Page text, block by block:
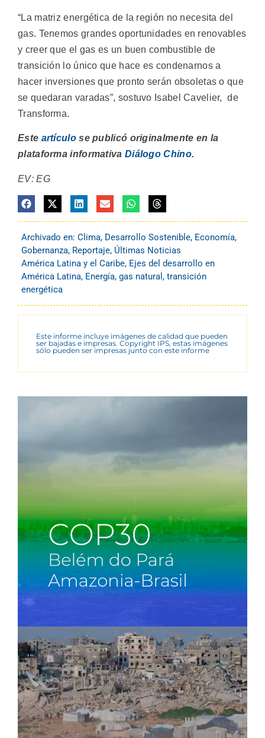
“La matriz energética de la región no necesita del
gas. Tenemos grandes oportunidades en renovables
y creer que el gas es un buen combustible de
transición lo único que hace es condenarnos a
hacer inversiones que pronto serán obsoletas o que
se quedaran varadas”, sostuvo Isabel Cavelier, de
Transforma.
Este artículose publicó originalmente en la
plataforma informativa Diálogo Chino.
EV: EG
Archivado en: Clima, Desarrollo Sostenible, Economía,
Gobernanza, Reportaje, Últimas Noticias
América Latina y el Caribe, Ejes del desarrollo en
América Latina, Energía, gas natural , transición
energética
Este informe incluye imágenes de calidad que pueden
ser bajadas e impresas. Copyright IPS, estas imágenes
sólo pueden ser impresas junto con este informe